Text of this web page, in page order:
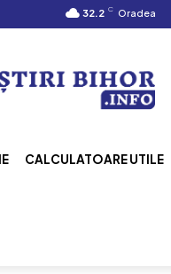
32.2 C Oradea
CALCULATOARE UTILE